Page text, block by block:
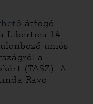
átfogó
Liberties 14
uniós
a
(TASZ). A
Ravo